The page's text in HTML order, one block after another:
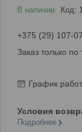
В наличии Код:
+375 (29) 107-
Заказ только
График
Подробнее